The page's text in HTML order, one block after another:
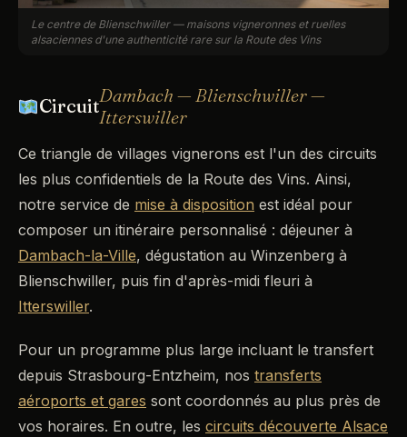
Le centre de Blienschwiller — maisons vigneronnes et ruelles
alsaciennes d'une authenticité rare sur la Route des Vins
CircuitDambach — Blienschwiller —
Itterswiller
Ce triangle de villages vignerons est l'un des circuits
les plus confidentiels de la Route des Vins. Ainsi,
notre service de mise à disposition est idéal pour
composer un itinéraire personnalisé : déjeuner à
Dambach-la-Ville, dégustation au Winzenberg à
Blienschwiller, puis fin d'après-midi fleuri à
Itterswiller.
Pour un programme plus large incluant le transfert
depuis Strasbourg-Entzheim, nos transferts
aéroports et gares sont coordonnés au plus près de
vos horaires. En outre, les circuits découverte Alsace